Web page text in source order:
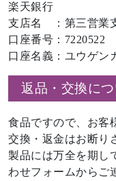
楽天銀行
支店名 ：第三営業
口座番号：7220522
口座名義：ユウゲン
返品・交換につ
食品ですので、お客
交換・返金はお断り
製品には万全を期し
わせフォームからご